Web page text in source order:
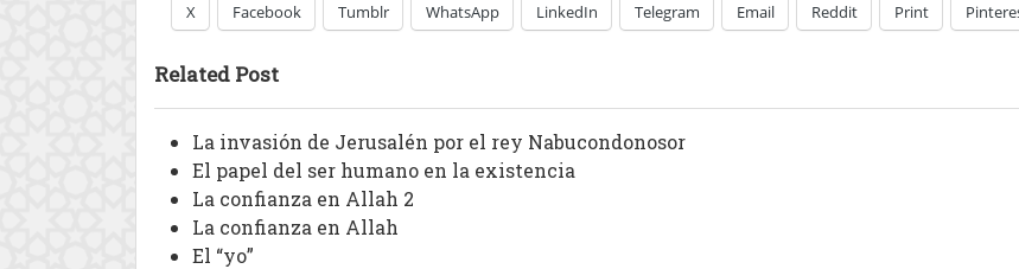
X Facebook Tumblr WhatsApp LinkedIn Telegram Email Reddit Print
Related Post
La invasión de Jerusalén por el rey Nabucondonosor
El papel del ser humano en la existencia
La confianza en Allah 2
La confianza en Allah
El “yo”